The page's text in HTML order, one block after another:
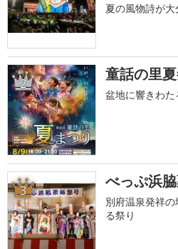
夏の風物詩が
2 童話の里
盆地に響きわた
3 べっぷ浜
別府温泉発祥
る祭り